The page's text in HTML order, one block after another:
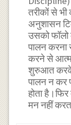
तरीकों से
अनुशासन
उसको
पालन
करने से
शुरुआत करके
पालन न कर
होता
मन नहीं